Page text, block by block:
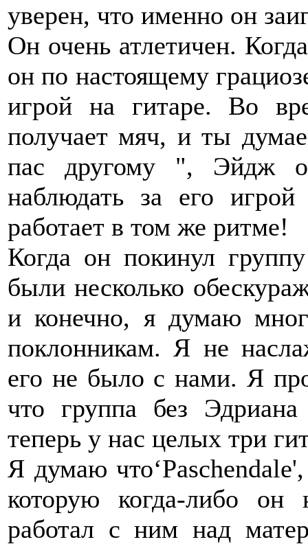
уверен, что именно он
Он очень атлетичен.
он по настоящему
игрой на гитаре. Во
получает мяч, и ты
пас другому ", Эйдж
наблюдать за его
работает в том же ритме!
Когда он покинул
были несколько
и конечно, я думаю
поклонникам. Я не
его не было с нами. Я
что группа без
теперь у нас целых три
Я думаю
которую когда-либо
работал с ним над